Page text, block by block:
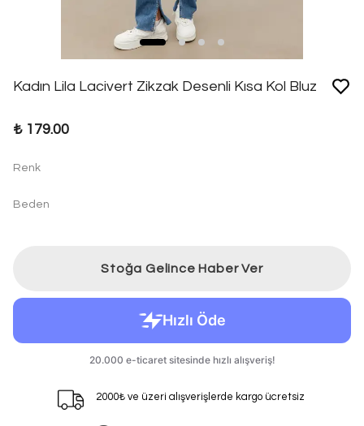
Kadın Lila Lacivert Zikzak Desenli Kısa Kol Bluz
₺ 179.00
Renk
Beden
Stoğa Gelince Haber Ver
2000₺ ve üzeri alışverişlerde kargo ücretsiz